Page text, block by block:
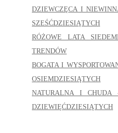
DZIEWCZĘCA I
SZEŚĆDZIESIĄTYCH
RÓŻOWE LATA
TRENDÓW
BOGATA I
OSIEMDZIESIĄTYCH
NATURALNA I
DZIEWIĘĆDZIESIĄTYCH